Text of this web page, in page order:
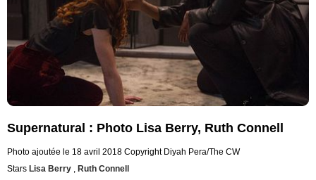
Supernatural : Photo Lisa Berry, Ruth Connell
Photo ajoutée le 18 avril 2018 Copyright Diyah Pera/The CW
Stars Lisa Berry , Ruth Connell